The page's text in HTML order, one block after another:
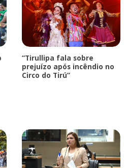
“Tirullipa fala sobre
prejuízo após incêndio no
Circo do Tirú”